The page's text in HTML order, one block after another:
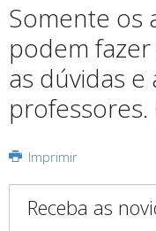
Somente os
podem
as dúvidas
professores.
Imprimir
Receba as